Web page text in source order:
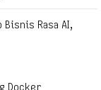
Rasa AI,
Docker